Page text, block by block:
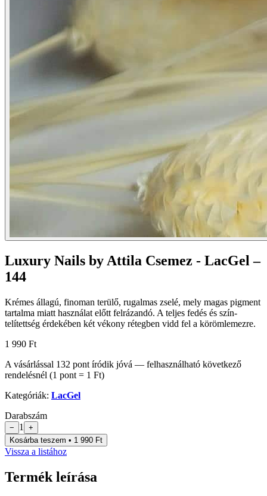
Luxury Nails by Attila Csemez - LacGel –
144
Krémes állagú, finoman terülő, rugalmas zselé, mely magas pigment
tartalma miatt használat előtt felrázandó. A teljes fedés és szín-
telítettség érdekében két vékony rétegben vidd fel a körömlemezre.
1 990 Ft
A vásárlással 132 pont íródik jóvá — felhasználható következő
rendelésnél (1 pont = 1 Ft)
Kategóriák: LacGel
Darabszám
− 1
+
Kosárba teszem • 1 990 Ft
Vissza a listához
Termék leírása